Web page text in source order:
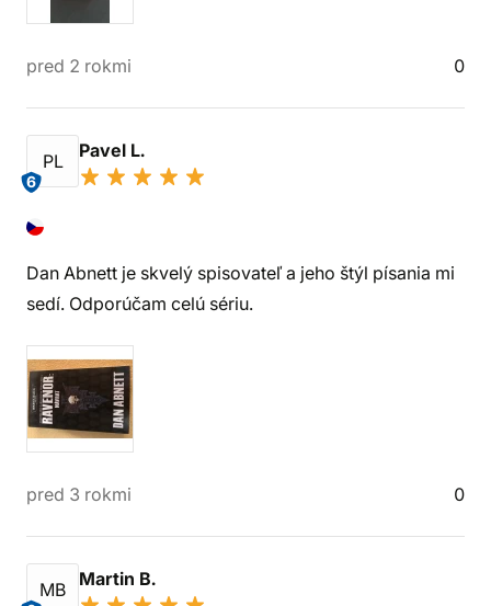
pred 2 rokmi 0
PL
6
Pavel L.
Dan Abnett je skvelý spisovateľ a jeho štýl písania mi
sedí. Odporúčam celú sériu.
pred 3 rokmi 0
MB Martin B.